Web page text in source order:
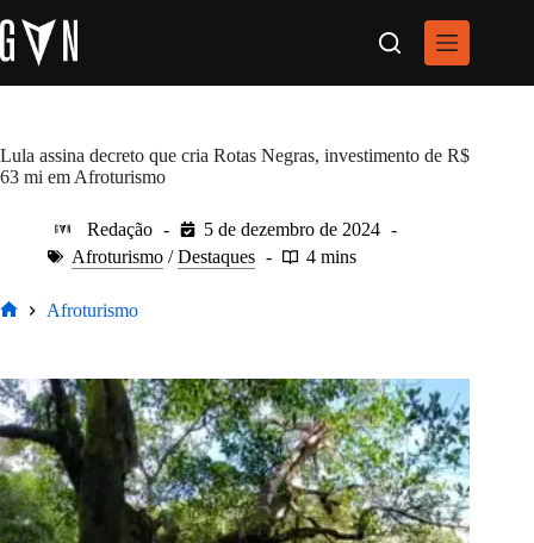
para
o
conteúdo
Lula assina decreto que cria Rotas Negras, investimento de R$
63 mi em Afroturismo
Redação
5 de dezembro de 2024
Afroturismo /Destaques 4 mins
Afroturismo